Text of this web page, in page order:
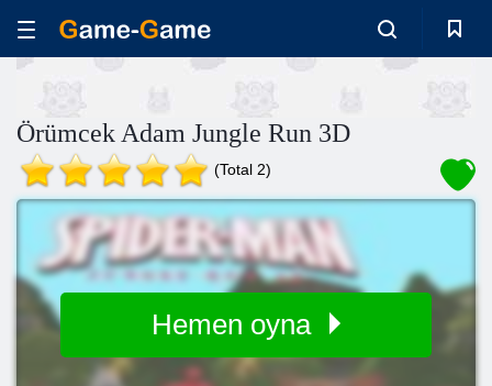
Örümcek Adam Jungle Run 3D
(Total 2)
Hemen oyna